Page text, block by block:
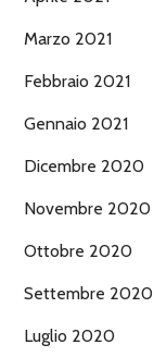
Marzo 2021
Febbraio 2021
Gennaio 2021
Dicembre 2020
Novembre 2020
Ottobre 2020
Settembre 2020
Luglio 2020